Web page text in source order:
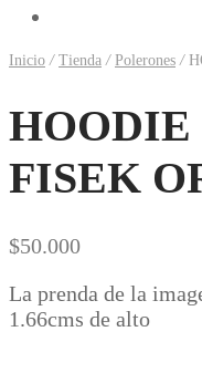
Inicio / Tienda / Polerones /
HOODIE
FISEK
$50.000
La prenda de la
1.66cms de alto